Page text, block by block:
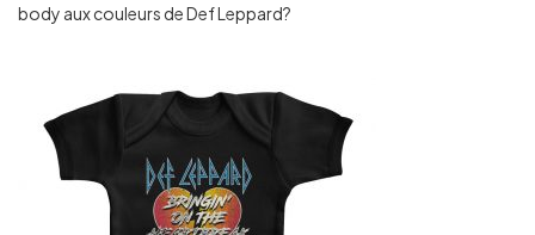
body aux couleurs de Def Leppard?